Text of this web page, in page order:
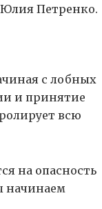
Юлия Петренко.
с лобных
и принятие
всю
на опасность
начинаем